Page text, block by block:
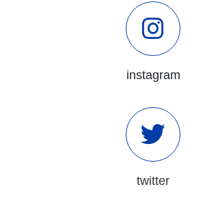
instagram
twitter